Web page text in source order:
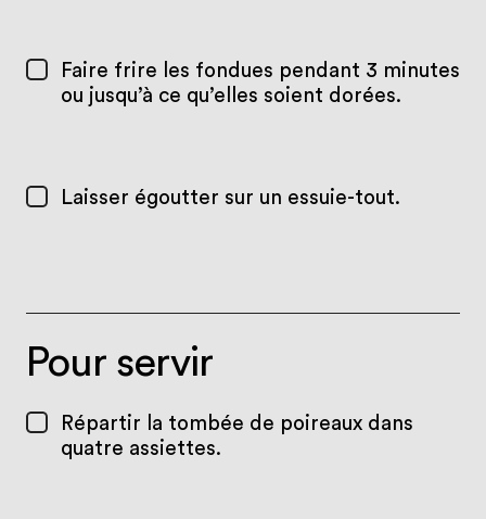
Faire frire les fondues pendant 3 minutes
ou jusqu’à ce qu’elles soient dorées.
Laisser égoutter sur un essuie-tout.
Pour servir
Répartir la tombée de poireaux dans
quatre assiettes.